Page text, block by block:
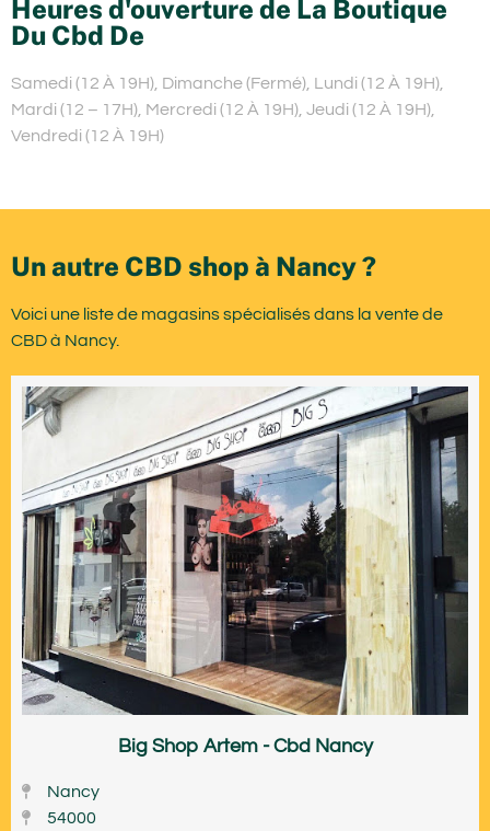
Heures d'ouverture de La Boutique
Du Cbd De
Samedi (12 À 19H), Dimanche (Fermé), Lundi (12 À 19H),
Mardi (12 – 17H), Mercredi (12 À 19H), Jeudi (12 À 19H),
Vendredi (12 À 19H)
Un autre CBD shop à Nancy ?
Voici une liste de magasins spécialisés dans la vente de
CBD à Nancy.
Big Shop Artem - Cbd Nancy
Nancy
54000